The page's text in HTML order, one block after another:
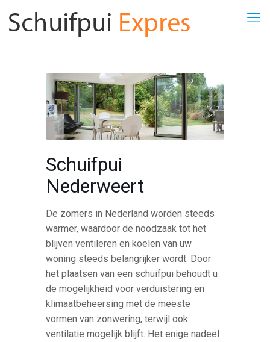
Schuifpui
Nederweert
De zomers in Nederland worden steeds
warmer, waardoor de noodzaak tot het
blijven ventileren en koelen van uw
woning steeds belangrijker wordt. Door
het plaatsen van een schuifpui behoudt u
de mogelijkheid voor verduistering en
klimaatbeheersing met de meeste
vormen van zonwering, terwijl ook
ventilatie mogelijk blijft. Het enige nadeel